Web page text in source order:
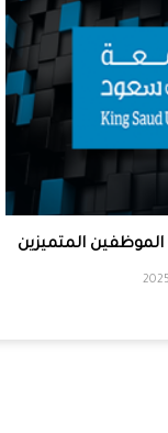
الموظفين المتميزين